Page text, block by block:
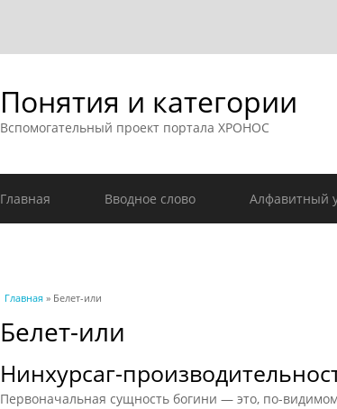
Понятия и категории
Вспомогательный проект портала ХРОНОС
Главная Вводное слово Алфавитный
Вы здесь
Главная » Белет-или
Белет-или
Нинхурсаг-
Первоначальная сущность богини — это, по-